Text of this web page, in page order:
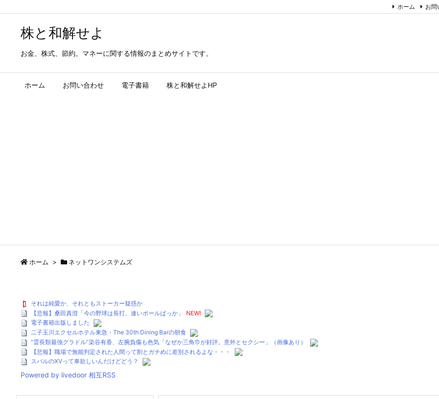
株と和解せよ
お金、株式、節約。マネーに関する情報のまとめサイトです。
ホーム お問い合わせ 電子書籍 株と和解せよHP
ホーム お問
ホーム > ネットワンシステムズ
それは純愛か、それともストーカー疑惑か
【悲報】桑田真澄「今の野球は長打、速いボールばっか」
NEW!
電子書籍出版しました
二子玉川エクセルホテル東急・The 30th Dining Barの朝食
“霊長類最強グラドル”染谷有香、左腕負傷も色気「なぜか三角巾が好評。意外とセクシー」（画像あり）
【悲報】職場で無能判定された人間って割とガチめに差別されるよな・・・
スバルのXVって車欲しいんだけどどう？
Powered by livedoor 相互RSS